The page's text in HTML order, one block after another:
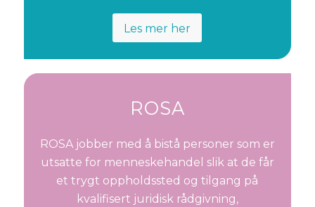
Les mer her
ROSA
ROSA jobber med å bistå personer som er
utsatte for menneskehandel slik at de får
et trygt oppholdssted og tilgang på
kvalifisert juridisk rådgivning,